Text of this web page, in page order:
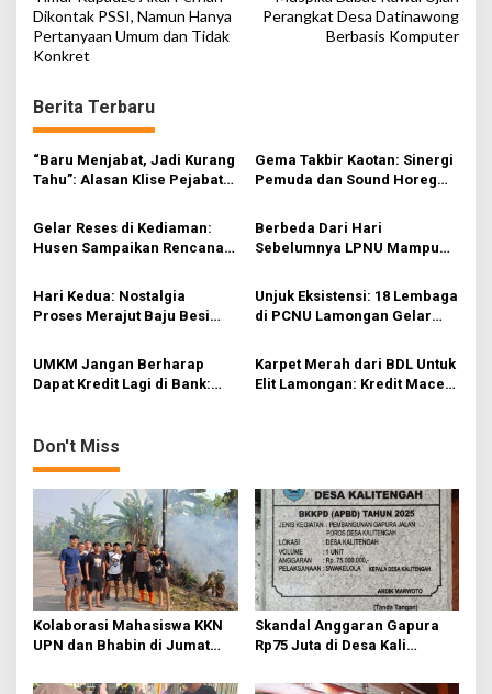
o
s
n
a
v
g
a
t
i
o
n
Dikontak PSSI, Namun Hanya
Pertanyaan Umum dan Tidak
Konkret
Perangkat Desa Datinawong
Berbasis Komputer
Berita Terbaru
“Baru Menjabat, Jadi Kurang
Tahu”: Alasan Klise Pejabat
Jabatan?
Gema Takbir Kaotan: Sinergi
Pemuda dan Sound Horeg
Kemenangan
Gelar Reses di Kediaman:
Husen Sampaikan Rencana
Akhiri Drama Banjir dan
Kekeringan
Berbeda Dari Hari
Sebelumnya LPNU Mampu
dengan Konsep Ekonomi
Kerakyatan
Hari Kedua: Nostalgia
Proses Merajut Baju Besi
Lamongan di LP Ma’arif NU
Unjuk Eksistensi: 18 Lembaga
di PCNU Lamongan Gelar
Hari Berturut-turut
UMKM Jangan Berharap
Dapat Kredit Lagi di Bank:
Hampir Tanpa Syarat
Karpet Merah dari BDL Untuk
Elit Lamongan: Kredit Macet
Don't Miss
Kolaborasi Mahasiswa KKN
UPN dan Bhabin di Jumat
Skandal Anggaran Gapura
Rp75 Juta di Desa Kali
Wartawan Temukan